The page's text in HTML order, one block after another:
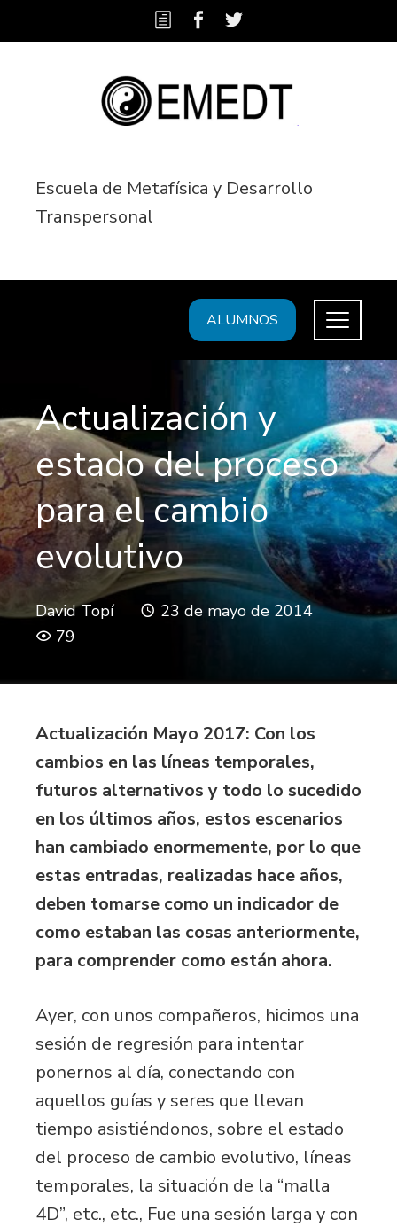
Escuela de Metafísica y Desarrollo
Transpersonal
ALUMNOS
Actualización y
estado del proceso
para el cambio
evolutivo
David Topí
23 de mayo de 2014
79
Actualización Mayo 2017: Con los
cambios en las líneas temporales,
futuros alternativos y todo lo sucedido
en los últimos años, estos escenarios
han cambiado enormemente, por lo que
estas entradas, realizadas hace años,
deben tomarse como un indicador de
como estaban las cosas anteriormente,
para comprender como están ahora.
Ayer, con unos compañeros, hicimos una
sesión de regresión para intentar
ponernos al día, conectando con
aquellos guías y seres que llevan
tiempo asistiéndonos, sobre el estado
del proceso de cambio evolutivo, líneas
temporales, la situación de la “malla
4D”, etc., etc., Fue una sesión larga y con